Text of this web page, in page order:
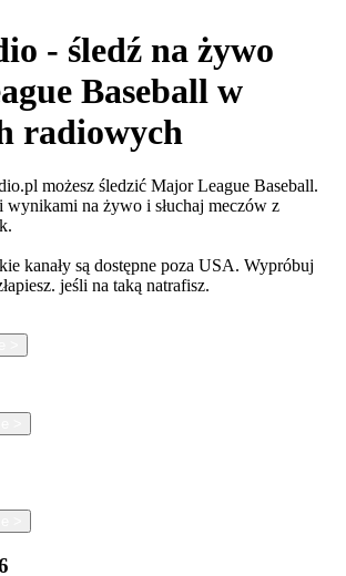
- śledź na żywo
Baseball w
radiowych
możesz śledzić Major League Baseball.
wynikami na żywo i słuchaj meczów z
kanały są dostępne poza USA. Wypróbuj
jeśli na taką natrafisz.